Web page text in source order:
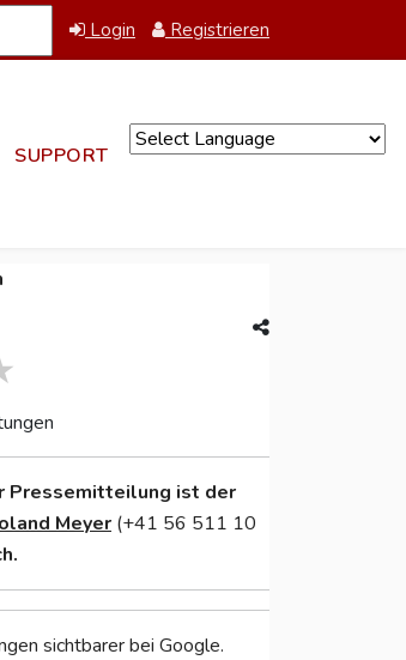
Login Registrieren
SUPPORT
Pressemitteilung ist der
Meyer (+41 56 511 10
sichtbarer bei Google.